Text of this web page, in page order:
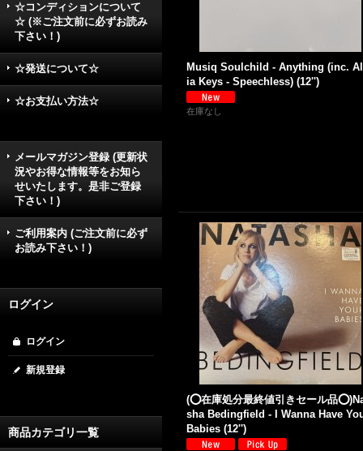
☆コンディションについて
☆ (※ご注文前に必ずお読み
下さい！)
☆発送について☆
☆お支払い方法☆
メールマガジン登録 (更新状
況やお得な情報等をお知ら
せいたします。是非ご登録
下さい！)
ご利用案内 (ご注文前に必ず
お読み下さい！)
ログイン
ログイン
新規登録
商品カテゴリ一覧
Musiq Soulchild - Anything (inc.
ia Keys - Speechless) (12'')
在庫なし
(⭕️在庫処分最終値引きセール品
sha Bedingfield - I Wanna Have
Babies (12'')